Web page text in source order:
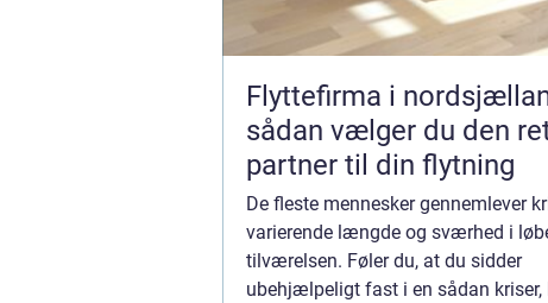
Flyttefirma i
sådan vælger du den
partner til din flytning
De fleste mennesker gennemlever
varierende længde og sværhed i
tilværelsen. Føler du, at du sidder
ubehjælpeligt fast i en sådan kriser,